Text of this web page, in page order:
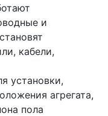
и
кабели,
установки,
агрегата,
пола